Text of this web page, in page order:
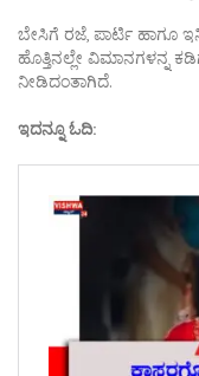
ಬೇಸಿಗೆ ರಜೆ, ಪಾರ್ಟಿ ಹಾಗೂ
ಹೊತ್ತಿನಲ್ಲೇ ವಿಮಾನಗಳನ್ನ
ನೀಡಿದಂತಾಗಿದೆ.
ಇದನ್ನೂ ಓದಿ: